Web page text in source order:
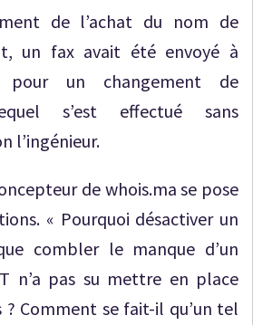
de l’achat du nom de
un fax avait été envoyé à
pour un changement de
s’est effectué sans
l’ingénieur.
de whois.ma se pose
« Pourquoi désactiver un
combler le manque d’un
n’a pas su mettre en place
? Comment se fait-il qu’un tel